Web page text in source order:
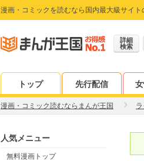
漫画・コミックを読むなら国内最大級サイト
詳細
検索
トップ 先行配信
漫画・コミック読むならまんが王国
人気メニュー
無料漫画トップ